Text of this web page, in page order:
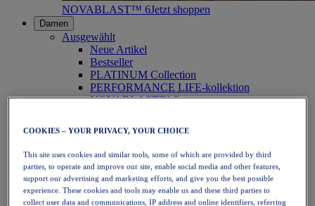
NOVABLAST™ 6Jetzt shoppen
Damen
Ausgewählt
Neue Artikel
Bestseller
PLATINUM Collection
PERFORMANCE LIFE-kollektion
NOVABLAST™ 6
Laufen
Trailrunning
Tennis
Volleyball
Handball
Padel
Korbball
COOKIES – YOUR PRIVACY, YOUR CHOICE
This site uses cookies and similar tools, some of which are provided by third
parties, to operate and improve our site, enable social media and other features,
support our advertising and marketing efforts, and give you the best possible
experience. These cookies and tools may enable us and these third parties to
collect user data and communications, IP address and online identifiers, referring